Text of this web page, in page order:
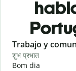
Slide 1 of 6
Trabajo y
शुभ प्रभात
Bom dia